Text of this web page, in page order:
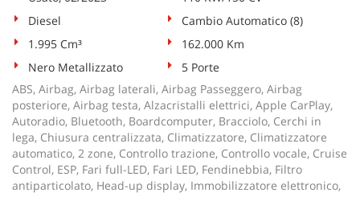
Diesel
Cambio Automatico (8)
1.995 Cm³
162.000 Km
Nero Metallizzato
5 Porte
ABS, Airbag, Airbag laterali, Airbag Passeggero, Airbag
posteriore, Airbag testa, Alzacristalli elettrici, Apple CarPlay,
Autoradio, Bluetooth, Boardcomputer, Bracciolo, Cerchi in
lega, Chiusura centralizzata, Climatizzatore, Climatizzatore
automatico, 2 zone, Controllo trazione, Controllo vocale, Cruise
Control, ESP, Fari full-LED, Fari LED, Fendinebbia, Filtro
antiparticolato, Head-up display, Immobilizzatore elettronico,
Cookie necessari
Cookie delle preferenze
Cookie per il miglioramento dell'esperienza utente